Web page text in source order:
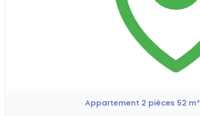
Appartement 2 pièces 52 m²